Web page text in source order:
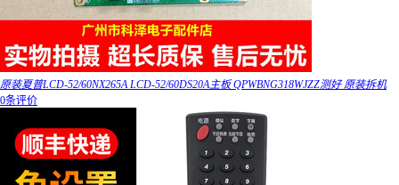
原装夏普LCD-52/60NX265A LCD-52/60DS20A主板 QPWBNG318WJZZ测好 原装拆机
0条评价